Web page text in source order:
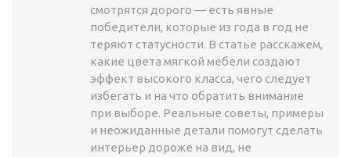
смотрятся дорого — есть явные
победители, которые из года в год не
теряют статусности. В статье расскажем,
какие цвета мягкой мебели создают
эффект высокого класса, чего следует
избегать и на что обратить внимание
при выборе. Реальные советы, примеры
и неожиданные детали помогут сделать
интерьер дороже на вид, не